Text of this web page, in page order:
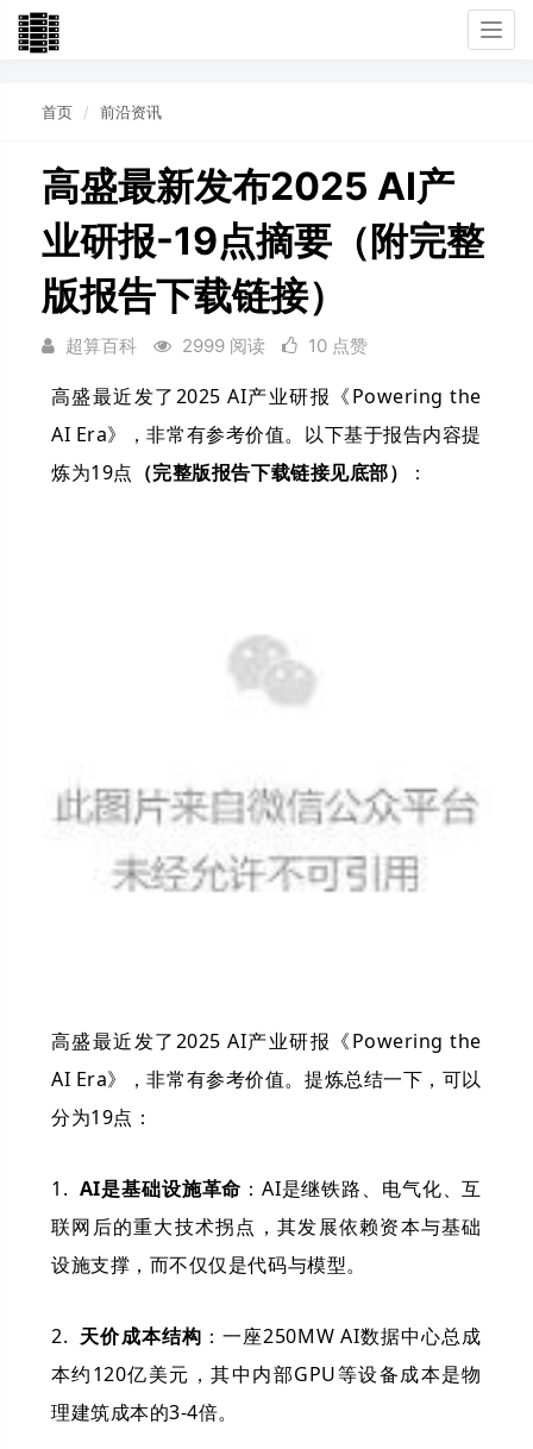
首页 前沿资讯
高盛最新发布2025 AI产
业研报-19点摘要（附完整
版报告下载链接）
超算百科 2999 阅读 10 点赞
高盛最近发了2025 AI产业研报《Powering the
AI Era》，非常有参考价值。以下基于报告内容提
炼为19点 （完整版报告下载链接见底部） ：
高盛最近发了2025 AI产业研报《Powering the
AI Era》，非常有参考价值。提炼总结一下，可以
分为19点：
1. AI是基础设施革命 ：AI是继铁路、电气化、互
联网后的重大技术拐点，其发展依赖资本与基础
设施支撑，而不仅仅是代码与模型。
2. 天价成本结构 ：一座250MW AI数据中心总成
本约120亿美元，其中内部GPU等设备成本是物
理建筑成本的3-4倍。